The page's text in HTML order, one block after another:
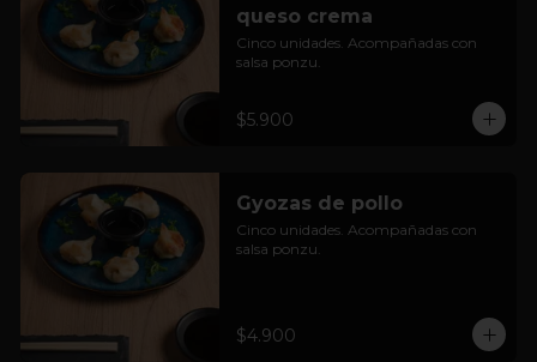
queso crema
Cinco unidades. Acompañadas con
salsa ponzu.
$5.900
Gyozas de pollo
Cinco unidades. Acompañadas con
salsa ponzu.
$4.900